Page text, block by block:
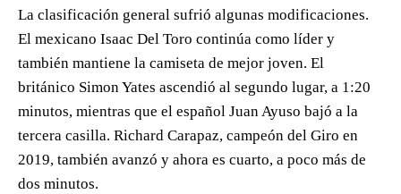
La clasificación general sufrió algunas modificaciones.
El mexicano Isaac Del Toro continúa como líder y
también mantiene la camiseta de mejor joven. El
británico Simon Yates ascendió al segundo lugar, a 1:20
minutos, mientras que el español Juan Ayuso bajó a la
tercera casilla. Richard Carapaz, campeón del Giro en
2019, también avanzó y ahora es cuarto, a poco más de
dos minutos.